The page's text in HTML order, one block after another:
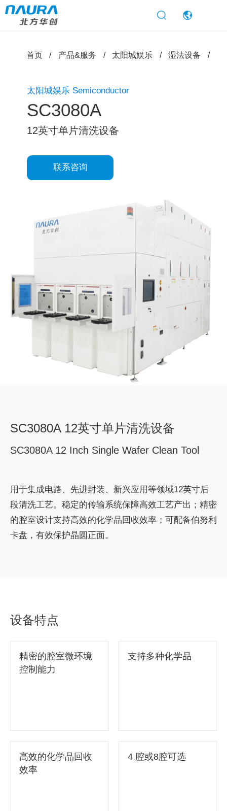
太阳城娱乐
首页 产品&服务 太阳城娱乐 湿法设备
太阳城娱乐 Semiconductor
SC3080A
12英寸单片清洗设备
联系咨询
SC3080A 12英寸单片清洗设备
SC3080A 12 Inch Single Wafer Clean Tool
用于集成电路、先进封装、新兴应用等领域12英寸后
段清洗工艺。稳定的传输系统保障高效工艺产出；精密
的腔室设计支持高效的化学品回收效率；可配备伯努利
卡盘，有效保护晶圆正面。
设备特点
精密的腔室微环境
控制能力
支持多种化学品
高效的化学品回收
效率
4 腔或8腔可选